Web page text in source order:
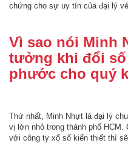
chứng cho sự uy tín của đại lý
Vì sao nói Minh
tưởng khi đổi
phước cho quý
Thứ nhất, Minh Nhựt là đại lý
vị lớn nhỏ trong thành phố
với công ty xổ số kiến thiết thì